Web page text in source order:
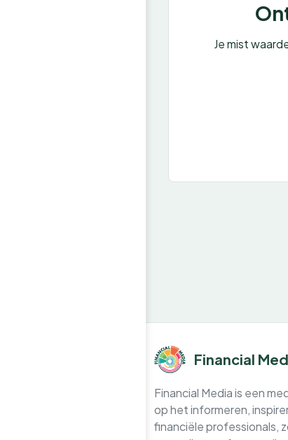
Je mist
Financial
Financial Media is een
op het informeren,
financiële professionals,